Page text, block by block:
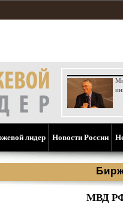
лидер Новости России
МВД